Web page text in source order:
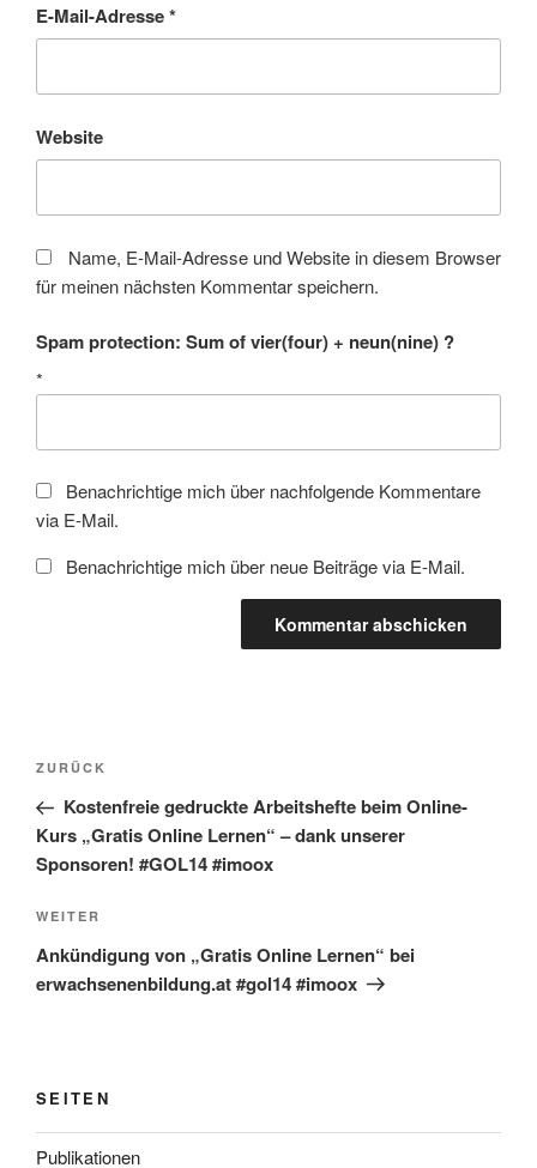
E-Mail-Adresse*
Website
Name, E-Mail-Adresse und Website in diesem Browser
für meinen nächsten Kommentar speichern.
Spam protection: Sum of vier(four) + neun(nine) ?
*
Benachrichtige mich über nachfolgende Kommentare
via E-Mail.
Benachrichtige mich über neue Beiträge via E-Mail.
Beitragsnavigation
Vorheriger
Beitrag
ZURÜCK
Kostenfreie gedruckte Arbeitshefte beim Online-
Kurs „Gratis Online Lernen“ – dank unserer
Sponsoren! #GOL14 #imoox
Nächster
Beitrag
WEITER
Ankündigung von „Gratis Online Lernen“ bei
erwachsenenbildung.at #gol14 #imoox
SEITEN
Publikationen